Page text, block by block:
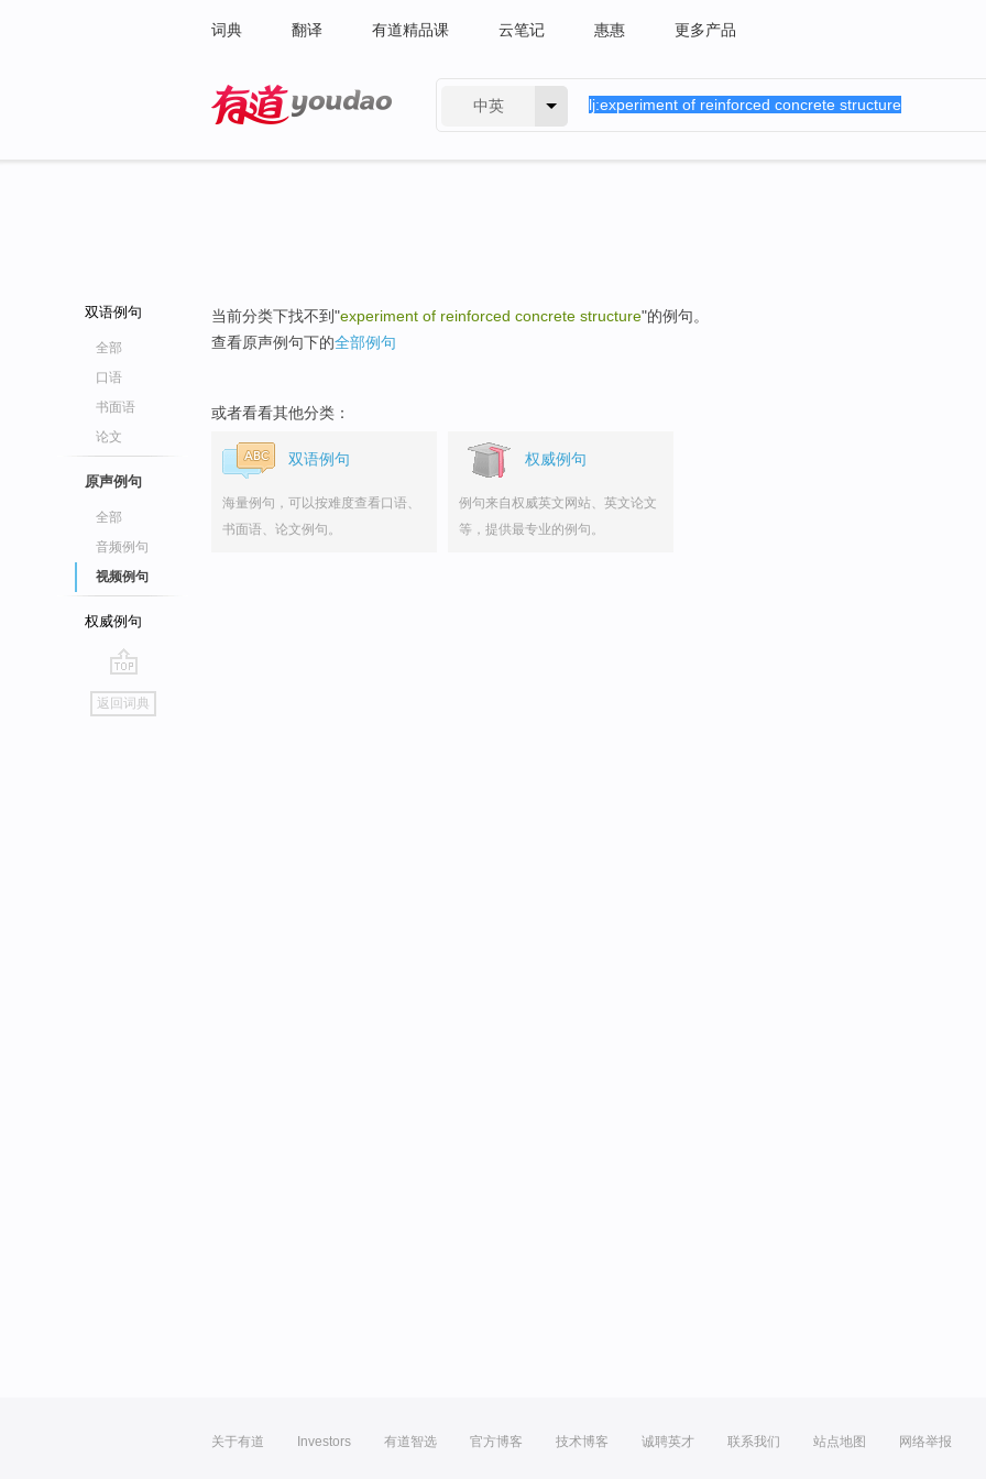
词典 翻译 有道精品课 云笔记 惠惠 更多产品
中英
双语例句
全部
口语
书面语
论文
原声例句
全部
音频例句
视频例句
权威例句
go
top
返回词典
当前分类下找不到"experiment of reinforced concrete structure"的例句。
查看原声例句下的全部例句
或者看看其他分类：
双语例句
海量例句，可以按难度查看口语、
书面语、论文例句。
权威例句
例句来自权威英文网站、英文论文
等，提供最专业的例句。
关于有道 Investors 有道智选 官方博客 技术博客 诚聘英才 联系我们 站点地图 网络举报